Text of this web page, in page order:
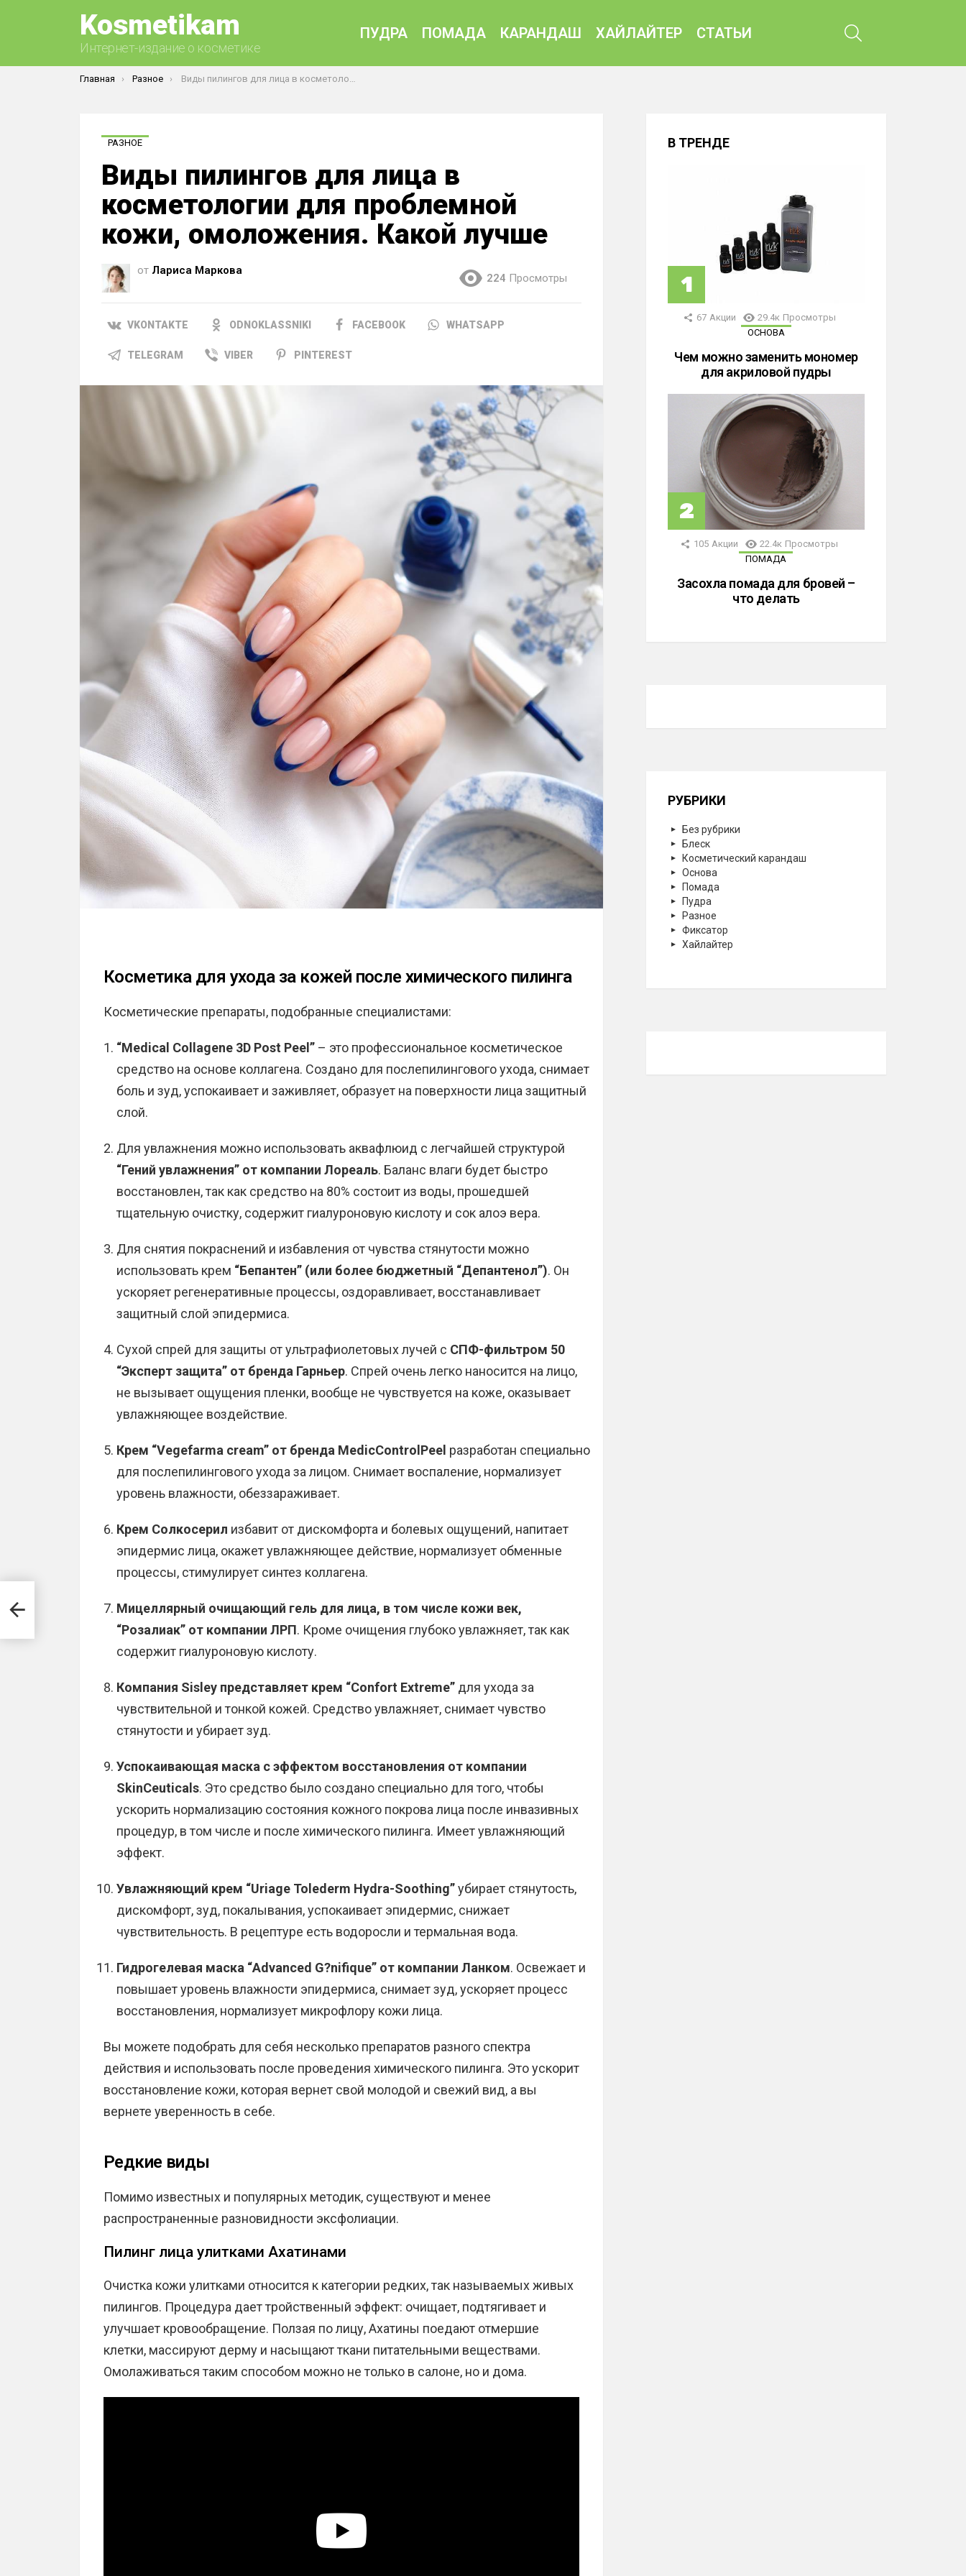
Kosmetikam
Интернет-издание о косметике
ПУДРА ПОМАДА КАРАНДАШ ХАЙЛАЙТЕР СТАТЬИ
Вы здесь:
Главная Разное Виды пилингов для лица в косметологии для проблемной кожи, омоложения. Какой лучше
РАЗНОЕ
Виды пилингов для лица в
косметологии для проблемной
кожи, омоложения. Какой лучше
от Лариса Маркова
224 Просмотры
VKONTAKTE ODNOKLASSNIKI FACEBOOK WHATSAPP
TELEGRAM VIBER PINTEREST
Косметика для ухода за кожей после химического пилинга
Косметические препараты, подобранные специалистами:
“Medical Collagene 3D Post Peel” – это профессиональное косметическое
средство на основе коллагена. Создано для послепилингового ухода, снимает
боль и зуд, успокаивает и заживляет, образует на поверхности лица защитный
слой.
Для увлажнения можно использовать аквафлюид с легчайшей структурой
“Гений увлажнения” от компании Лореаль. Баланс влаги будет быстро
восстановлен, так как средство на 80% состоит из воды, прошедшей
тщательную очистку, содержит гиалуроновую кислоту и сок алоэ вера.
Для снятия покраснений и избавления от чувства стянутости можно
использовать крем “Бепантен” (или более бюджетный “Депантенол”). Он
ускоряет регенеративные процессы, оздоравливает, восстанавливает
защитный слой эпидермиса.
Сухой спрей для защиты от ультрафиолетовых лучей с СПФ-фильтром 50
“Эксперт защита” от бренда Гарньер. Спрей очень легко наносится на лицо,
не вызывает ощущения пленки, вообще не чувствуется на коже, оказывает
увлажняющее воздействие.
Крем “Vegefarma cream” от бренда MedicControlPeel разработан специально
для послепилингового ухода за лицом. Снимает воспаление, нормализует
уровень влажности, обеззараживает.
Крем Солкосерил избавит от дискомфорта и болевых ощущений, напитает
эпидермис лица, окажет увлажняющее действие, нормализует обменные
процессы, стимулирует синтез коллагена.
Мицеллярный очищающий гель для лица, в том числе кожи век,
“Розалиак” от компании ЛРП. Кроме очищения глубоко увлажняет, так как
содержит гиалуроновую кислоту.
Компания Sisley представляет крем “Confort Extreme” для ухода за
чувствительной и тонкой кожей. Средство увлажняет, снимает чувство
стянутости и убирает зуд.
Успокаивающая маска с эффектом восстановления от компании
SkinCeuticals. Это средство было создано специально для того, чтобы
ускорить нормализацию состояния кожного покрова лица после инвазивных
процедур, в том числе и после химического пилинга. Имеет увлажняющий
эффект.
Увлажняющий крем “Uriage Tolederm Hydra-Soothing”убирает стянутость,
дискомфорт, зуд, покалывания, успокаивает эпидермис, снижает
чувствительность. В рецептуре есть водоросли и термальная вода.
Гидрогелевая маска “Advanced G?nifique” от компании Ланком. Освежает и
повышает уровень влажности эпидермиса, снимает зуд, ускоряет процесс
восстановления, нормализует микрофлору кожи лица.
Вы можете подобрать для себя несколько препаратов разного спектра
действия и использовать после проведения химического пилинга. Это ускорит
восстановление кожи, которая вернет свой молодой и свежий вид, а вы
вернете уверенность в себе.
Редкие виды
Помимо известных и популярных методик, существуют и менее
распространенные разновидности эксфолиации.
Пилинг лица улитками Ахатинами
Очистка кожи улитками относится к категории редких, так называемых живых
пилингов. Процедура дает тройственный эффект: очищает, подтягивает и
улучшает кровообращение. Ползая по лицу, Ахатины поедают отмершие
клетки, массируют дерму и насыщают ткани питательными веществами.
Омолаживаться таким способом можно не только в салоне, но и дома.
В ТРЕНДЕ
67 Акции 29.4к Просмотры
ОСНОВА
Чем можно заменить мономер
для акриловой пудры
105 Акции 22.4к Просмотры
ПОМАДА
Засохла помада для бровей –
что делать
РУБРИКИ
Без рубрики
Блеск
Косметический карандаш
Основа
Помада
Пудра
Разное
Фиксатор
Хайлайтер